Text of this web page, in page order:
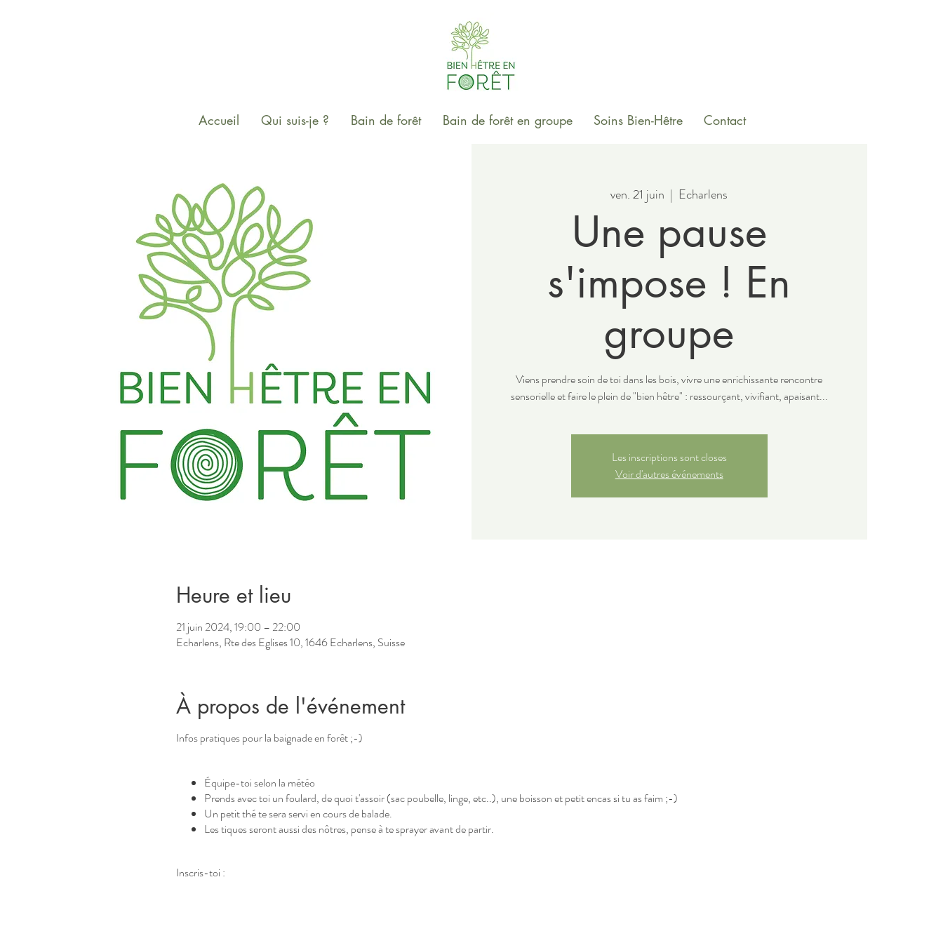
Accueil Qui suis-je ? Bain de forêt Bain de forêt en groupe Soins Bien-Hêtre Contact
ven. 21 juin
  |
Echarlens
Une pause
s'impose ! En
groupe
Viens prendre soin de toi dans les bois, vivre une enrichissante rencontre
sensorielle et faire le plein de "bien hêtre" : ressourçant, vivifiant, apaisant...
Les inscriptions sont closes
Voir d'autres événements
Heure et lieu
21 juin 2024, 19:00 – 22:00
Echarlens, Rte des Eglises 10, 1646 Echarlens, Suisse
À propos de l'événement
Infos pratiques pour la baignade en forêt ;-)
Équipe-toi selon la météo
Prends avec toi un foulard, de quoi t'assoir (sac poubelle, linge, etc..), une boisson et petit encas si tu as faim ;-)
Un petit thé te sera servi en cours de balade.
Les tiques seront aussi des nôtres, pense à te sprayer avant de partir.
Inscris-toi :